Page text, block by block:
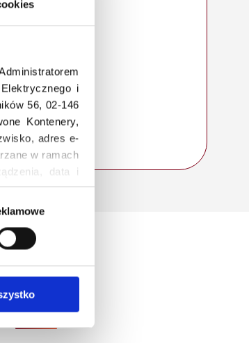
i
56, 02-146
Kontenery,
adres e-
w ramach
data i